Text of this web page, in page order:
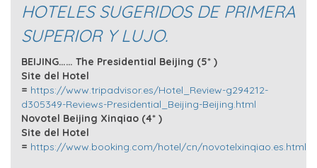
HOTELES SUGERIDOS DE PRIMERA
SUPERIOR Y LUJO.
BEIJING…… The Presidential Beijing (5* )
Site del Hotel
= https://www.tripadvisor.es/Hotel_Review-g294212-
d305349-Reviews-Presidential_Beijing-Beijing.html
Novotel Beijing Xinqiao (4* )
Site del Hotel
= https://www.booking.com/hotel/cn/novotelxinqiao.es.html